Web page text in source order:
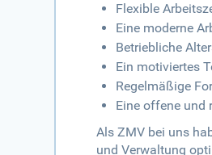
Flexible
Eine moderne
Betriebliche
Ein motiviertes
Regelmäßige
Eine offene und
Als ZMV bei uns
und Verwaltung